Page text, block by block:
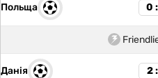
Польща 0
Данія 2